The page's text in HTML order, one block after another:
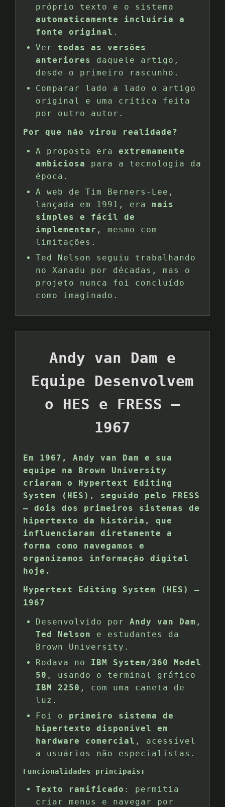
próprio texto e o sistema
automaticamente incluiria a
fonte original .
Ver todas as versões
anteriores
daquele artigo,
desde o primeiro rascunho.
Comparar lado a lado o artigo
original e uma crítica feita
por outro autor.
Por que não virou realidade?
A proposta era extremamente
ambiciosa
para a tecnologia da
época.
A web de Tim Berners-Lee,
lançada em 1991, era mais
simples e fácil de
implementar , mesmo com
limitações.
Ted Nelson seguiu trabalhando
no Xanadu por décadas, mas o
projeto nunca foi concluído
como imaginado.
Andy van Dam e
Equipe Desenvolvem
o HES e FRESS –
1967
Em 1967, Andy van Dam e sua
equipe na Brown University
criaram o Hypertext Editing
System (HES), seguido pelo FRESS
— dois dos primeiros sistemas de
hipertexto da história, que
influenciaram diretamente a
forma como navegamos e
organizamos informação digital
hoje.
Hypertext Editing System (HES) –
1967
Desenvolvido por Andy van Dam ,
Ted Nelson
e estudantes da
Brown University.
Rodava no IBM System/360 Model
50 , usando o terminal gráfico
IBM 2250 , com uma caneta de
luz.
Foi o primeiro sistema de
hipertexto disponível em
hardware comercial , acessível
a usuários não especialistas.
Funcionalidades principais:
Texto ramificado : permitia
criar menus e navegar por